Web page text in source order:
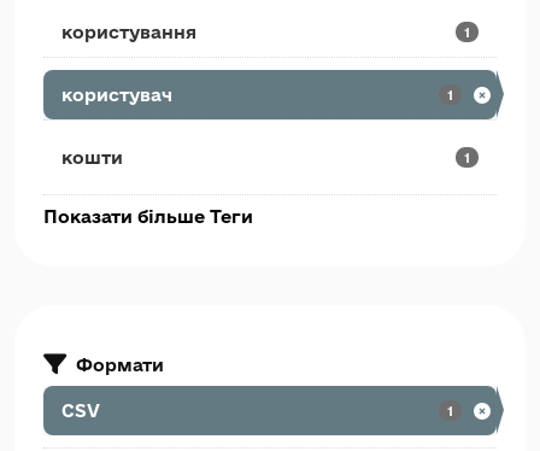
користування 1
користувач 1
кошти 1
Показати більше Теги
Формати
CSV 1